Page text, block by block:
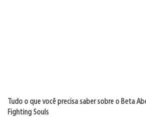
Tudo o que você precisa saber sobre o Beta
Fighting Souls